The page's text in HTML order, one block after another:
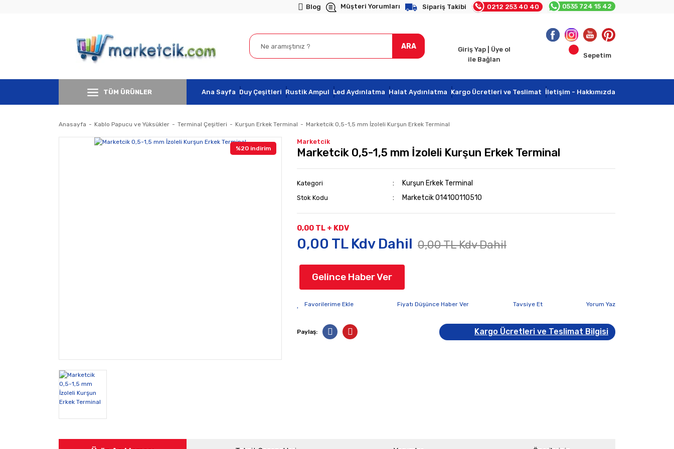
Blog Müşteri Yorumları Sipariş Takibi 0212 253 40 40 0535 724 15 42
ARA
Giriş Yap | Üye ol
ile Bağlan
Sepetim
TÜM ÜRÜNLER Ana Sayfa Duy Çeşitleri Rustik Ampul Led Aydınlatma Halat Aydınlatma Kargo Ücretleri ve Teslimat İletişim - Hakkımızda
Anasayfa Kablo Papucu ve Yüksükler Terminal Çeşitleri Kurşun Erkek Terminal Marketcik 0,5-1,5 mm İzoleli Kurşun Erkek Terminal
%20 indirim
Marketcik
Marketcik 0,5-1,5 mm İzoleli Kurşun Erkek Terminal
Kategori Kurşun Erkek Terminal
Stok Kodu Marketcik 014100110510
0,00 TL + KDV
0,00 TL Kdv Dahil 0,00 TL Kdv Dahil
Gelince Haber Ver
Fiyatı Düşünce Haber Ver Tavsiye Et Yorum Yaz
Paylaş: Kargo Ücretleri ve Teslimat Bilgisi